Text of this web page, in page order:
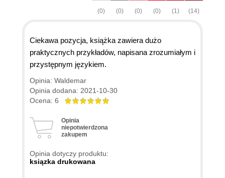
(14)
(1)
(0)
(0)
(0)
(0)
Ciekawa pozycja, książka zawiera dużo
praktycznych przykładów, napisana zrozumiałym i
przystępnym językiem.
Opinia: Waldemar
Opinia dodana: 2021-10-30
Ocena: 6
Opinia
niepotwierdzona
zakupem
Opinia dotyczy produktu:
ksiązka drukowana